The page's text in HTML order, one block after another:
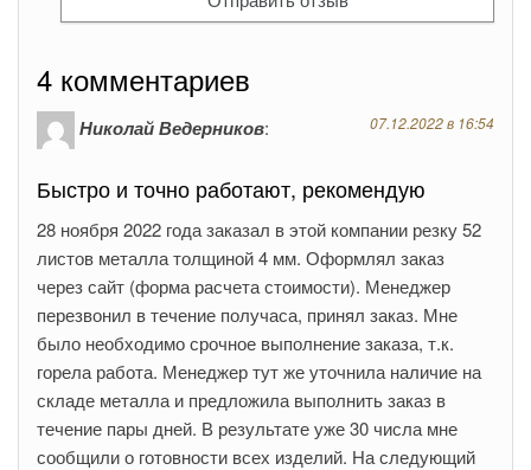
4 комментариев
Николай Ведерников: 07.12.2022 в 16:54
Быстро и точно работают, рекомендую
28 ноября 2022 года заказал в этой компании резку 52
листов металла толщиной 4 мм. Оформлял заказ
через сайт (форма расчета стоимости). Менеджер
перезвонил в течение получаса, принял заказ. Мне
было необходимо срочное выполнение заказа, т.к.
горела работа. Менеджер тут же уточнила наличие на
складе металла и предложила выполнить заказ в
течение пары дней. В результате уже 30 числа мне
сообщили о готовности всех изделий. На следующий